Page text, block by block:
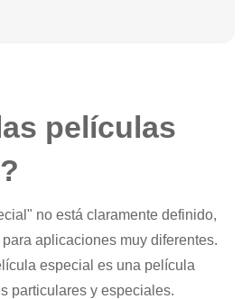
películas
no está claramente definido,
aplicaciones muy diferentes.
especial es una película
particulares y especiales.